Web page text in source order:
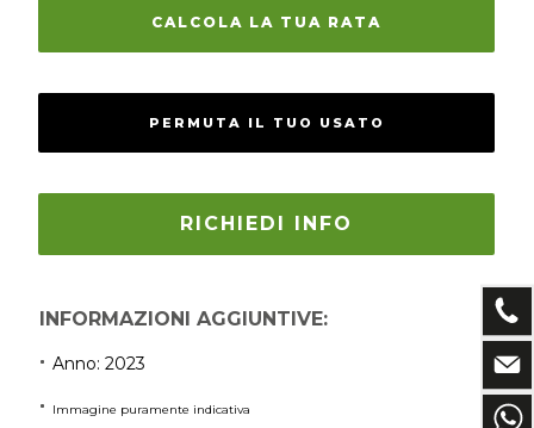
CALCOLA LA TUA RATA
PERMUTA IL TUO USATO
RICHIEDI INFO
INFORMAZIONI AGGIUNTIVE:
Anno: 2023
Immagine puramente indicativa